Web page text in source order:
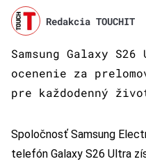
Redakcia TOUCHIT
Samsung Galaxy
ocenenie za
pre každodenný
Spoločnosť Samsung
telefón Galaxy S26 Ultra